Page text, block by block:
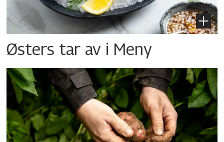
Østers tar av i Meny